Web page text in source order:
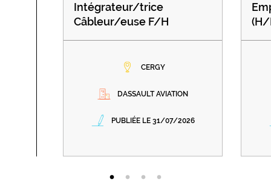
Intégrateur/trice
Câbleur/euse F/H
CERGY
DASSAULT AVIATION
PUBLIÉE LE 31/07/2026
(H/